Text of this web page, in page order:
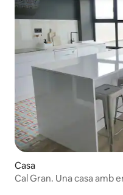
Casa
Cal Gran. Una casa amb